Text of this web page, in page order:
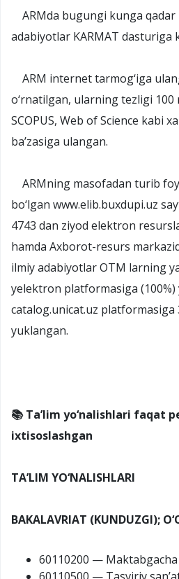
ARMda bugungi kunga qadar
adabiyotlar KARMAT dasturiga
ARM internet tarmog‘iga
o‘rnatilgan, ularning tezligi
SCOPUS, Web of Science kabi
ba’zasiga ulangan.
ARMning masofadan turib
bo‘lgan www.elib.buxdupi.uz
4743 dan ziyod elektron
hamda Axborot-resurs
ilmiy adabiyotlar OTM larning
yelektron platformasiga (100%)
catalog.unicat.uz platformasiga
yuklangan.
📚 Ta’lim yo‘nalishlari faqat
ixtisoslashgan
TA’LIM YO‘NALISHLARI
BAKALAVRIAT (KUNDUZGI);
60110200 — Maktabgacha